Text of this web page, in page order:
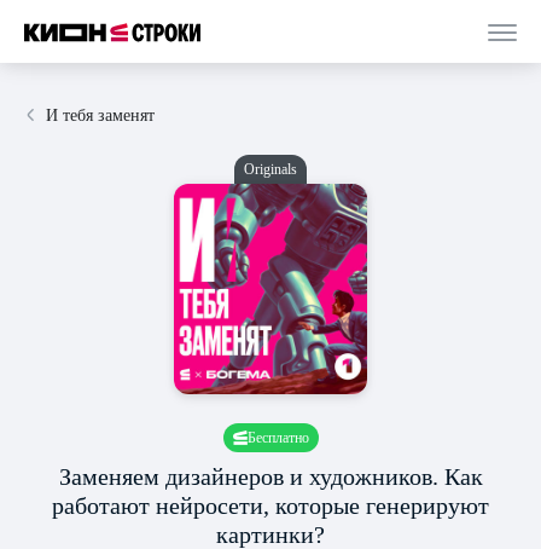
И тебя заменят
Originals
Бесплатно
Заменяем дизайнеров и художников. Как
работают нейросети, которые генерируют
картинки?